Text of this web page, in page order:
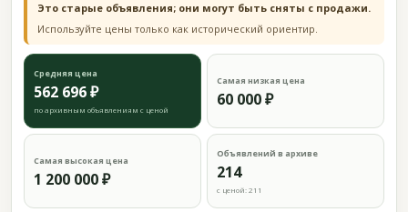
Это старые объявления; они могут быть сняты с продажи.
Используйте цены только как исторический ориентир.
Средняя цена
562 696 ₽
по архивным объявлениям с ценой
Самая низкая цена
60 000 ₽
Самая высокая цена
1 200 000 ₽
Объявлений в архиве
214
с ценой: 211